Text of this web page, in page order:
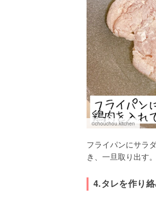
©chouchou.kitchen
フライパンにサラ
き、一旦取り出す。
4.タレを作り